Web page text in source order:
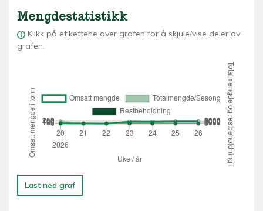
Mengdestatistikk
Klikk på etikettene over grafen for å skjule/vise deler av
grafen.
Last ned graf